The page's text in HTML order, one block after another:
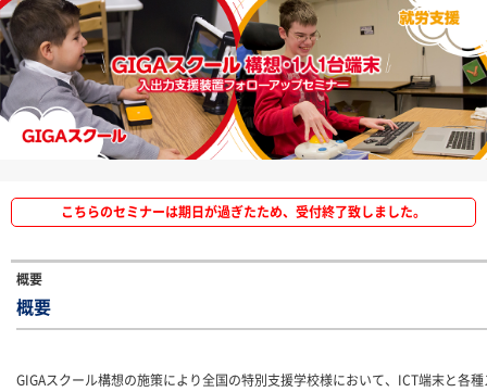
こちらのセミナーは期日が過ぎたため、受付終了致しました。
概要
概要
GIGAスクール構想の施策により全国の特別支援学校様において、ICT端末と各